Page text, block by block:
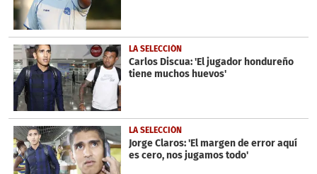
LA SELECCIÓN
Carlos Discua: 'El jugador hondureño
tiene muchos huevos'
LA SELECCIÓN
Jorge Claros: 'El margen de error aquí
es cero, nos jugamos todo'